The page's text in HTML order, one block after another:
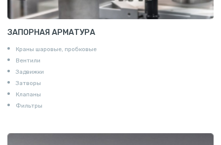
ЗАПОРНАЯ АРМАТУРА
Краны шаровые, пробковые
Вентили
Задвижки
Затворы
Клапаны
Фильтры